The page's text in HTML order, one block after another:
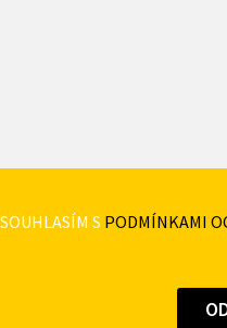
SOUHLASÍM S PODMÍNKAMI